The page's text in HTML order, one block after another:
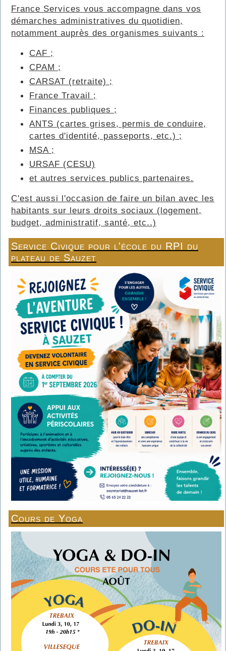
France Services vous accompagne dans vos
démarches administratives du quotidien,
notamment auprès des organismes suivants :
CAF ;
CPAM ;
CARSAT (retraite) ;
France Travail ;
Finances publiques ;
ANTS (cartes grises, permis de conduire,
cartes d'identité, passeports, etc.) ;
MSA ;
URSAF (CESU)
et autres services publics partenaires.
C'est aussi l'occasion de faire un bilan avec les
habitants sur leurs droits sociaux (logement,
budget, administratif, santé, etc..)
Service Civique pour l'école du RPI du
plateau de Sauzet
Cours de Yoga